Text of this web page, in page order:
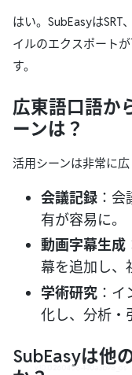
はい。SubEasyはSRT
イルのエクスポート
す。
広東語口語か
ーンは？
活用シーンは非常に広
会議記録 ：
有が容易に。
動画字幕生成
幕を追加し、
学術研究 ：
化し、分析・
SubEasyは他
v1.0.0.260408-1-70a3b98_os